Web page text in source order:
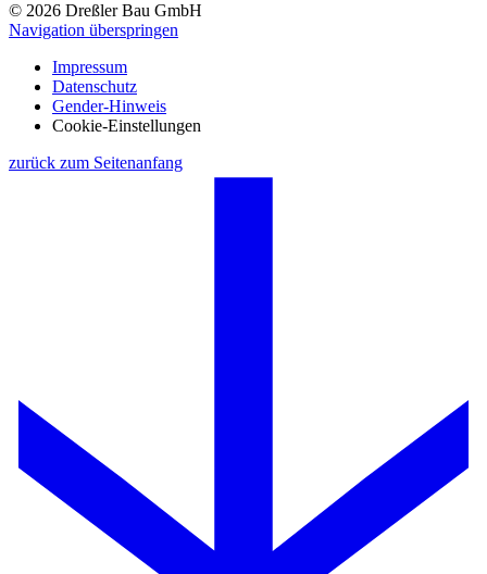
© 2026 Dreßler Bau GmbH
Navigation überspringen
Impressum
Datenschutz
Gender-Hinweis
Cookie-Einstellungen
zurück zum Seitenanfang